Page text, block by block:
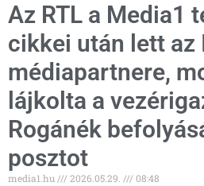
Az RTL a Media1
cikkei után lett az
médiapartnere,
lájkolta a
Rogánék
posztot
media1.hu 2026.05.29. 08:48